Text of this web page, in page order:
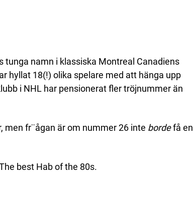
tunga namn i klassiska Montreal Canadiens
hyllat 18(!) olika spelare med att hänga upp
i NHL har pensionerat fler tröjnummer än
men fr¨ågan är om nummer 26 inte bordefå en
best Hab of the 80s.